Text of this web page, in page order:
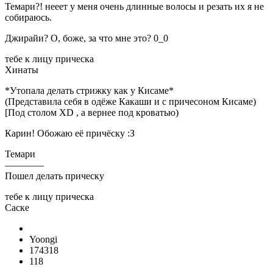
Темари?! нееет у меня очень длинные волосы и резать их я не
собираюсь.
Джирайи? О, боже, за что мне это? 0_0
тебе к лицу прическа
Хинаты
*Утопала делать стрижку как у Кисаме*
(Представила себя в одёже Какаши и с причесоном Кисаме)
[Под столом XD , а вернее под кроватью)
Карин! Обожаю её причёску :З
Темари
————
Пошел делать прическу
тебе к лицу прическа
Саске
Yoongi
174318
118